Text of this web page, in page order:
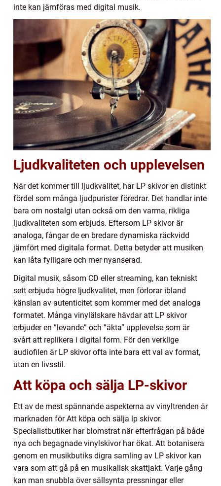
inte kan jämföras med digital musik.
Ljudkvaliteten och upplevelsen
När det kommer till ljudkvalitet, har LP skivor en distinkt
fördel som många ljudpurister föredrar. Det handlar inte
bara om nostalgi utan också om den varma, rikliga
ljudkvaliteten som erbjuds. Eftersom LP skivor är
analoga, fångar de en bredare dynamiska räckvidd
jämfört med digitala format. Detta betyder att musiken
kan låta fylligare och mer nyanserad.
Digital musik, såsom CD eller streaming, kan tekniskt
sett erbjuda högre ljudkvalitet, men förlorar ibland
känslan av autenticitet som kommer med det analoga
formatet. Många vinylälskare hävdar att LP skivor
erbjuder en ”levande” och ”äkta” upplevelse som är
svårt att replikera i digital form. För den verklige
audiofilen är LP skivor ofta inte bara ett val av format,
utan en livsstil.
Att köpa och sälja LP-skivor
Ett av de mest spännande aspekterna av vinyltrenden är
marknaden för Att köpa och sälja lp skivor.
Specialistbutiker har blomstrat när efterfrågan på både
nya och begagnade vinylskivor har ökat. Att botanisera
genom en musikbutiks digra samling av LP skivor kan
vara som att gå på en musikalisk skattjakt. Varje gång
kan man snubbla över sällsynta pressningar eller